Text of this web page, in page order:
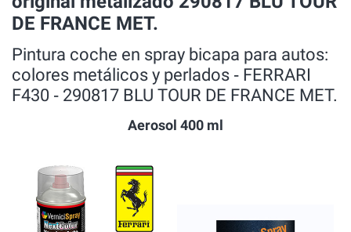
DE FRANCE MET.
Pintura coche en spray bicapa para autos:
colores metálicos y perlados ‐ FERRARI
F430 ‐ 290817 BLU TOUR DE FRANCE MET.
Aerosol 400 ml